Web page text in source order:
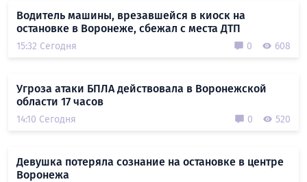
Водитель машины, врезавшейся в киоск на
остановке в Воронеже, сбежал с места ДТП
15:32 Сегодня 0 608
Угроза атаки БПЛА действовала в Воронежской
области 17 часов
14:10 Сегодня 0 520
Девушка потеряла сознание на остановке в центре
Воронежа